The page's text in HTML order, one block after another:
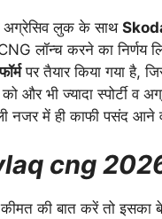
अग्रेसिव लुक के साथ
लॉन्च करने का निर्णय
पर तैयार किया गया है,
और भी ज्यादा स्पोर्टी
नजर में ही काफी पसंद आने
cng
की बात करें तो इसका